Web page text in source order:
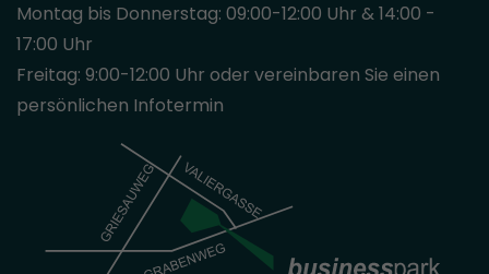
Montag bis Donnerstag: 09:00-12:00 Uhr & 14:00 -
17:00 Uhr
Freitag: 9:00-12:00 Uhr oder vereinbaren Sie einen
persönlichen Infotermin